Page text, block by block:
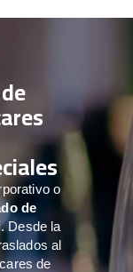
o
de
. Desde la
al
de